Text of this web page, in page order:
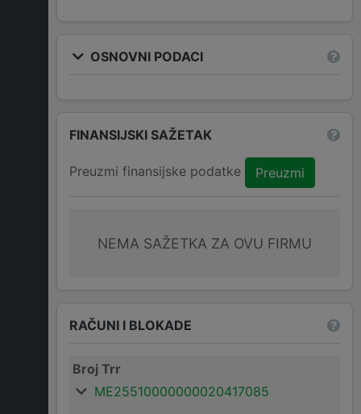
OSNOVNI PODACI
FINANSIJSKI SAŽETAK
Preuzmi finansijske podatke Preuzmi
NEMA SAŽETKA ZA OVU FIRMU
RAČUNI I BLOKADE
Broj Trr
ME25510000000020417085